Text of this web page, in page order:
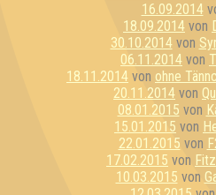
16.09.2014
18.09.2014 von
30.10.2014von
06.11.2014 von
18.11.2014 von ohne
20.11.2014 von
08.01.2015 von
15.01.2015 von
22.01.2015 von
17.02.2015 von
10.03.2015 von